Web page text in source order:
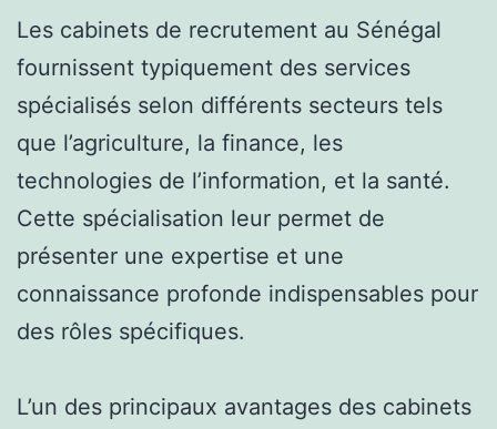
Les cabinets de recrutement au Sénégal
fournissent typiquement des services
spécialisés selon différents secteurs tels
que l’agriculture, la finance, les
technologies de l’information, et la santé.
Cette spécialisation leur permet de
présenter une expertise et une
connaissance profonde indispensables pour
des rôles spécifiques.
L’un des principaux avantages des cabinets